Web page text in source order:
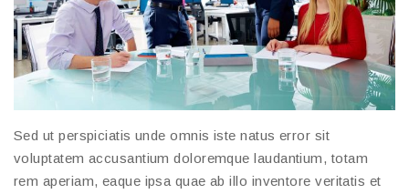
Sed ut perspiciatis unde omnis iste natus error sit
voluptatem accusantium doloremque laudantium, totam
rem aperiam, eaque ipsa quae ab illo inventore veritatis et